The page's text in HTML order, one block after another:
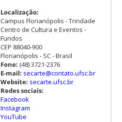
Localização:
Campus Florianópolis - Trindade
Centro de Cultura e Eventos -
Fundos
CEP 88040-900
Florianópolis - SC - Brasil
Fone: (48) 3721-2376
E-mail: secarte@contato.ufsc.br
Website: secarte.ufsc.br
Redes sociais:
Facebook
Instagram
YouTube